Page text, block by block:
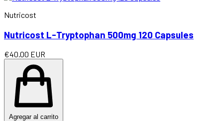
Nutricost
Nutricost L-Tryptophan 500mg 120 Capsules
€40.00 EUR
Agregar al carrito